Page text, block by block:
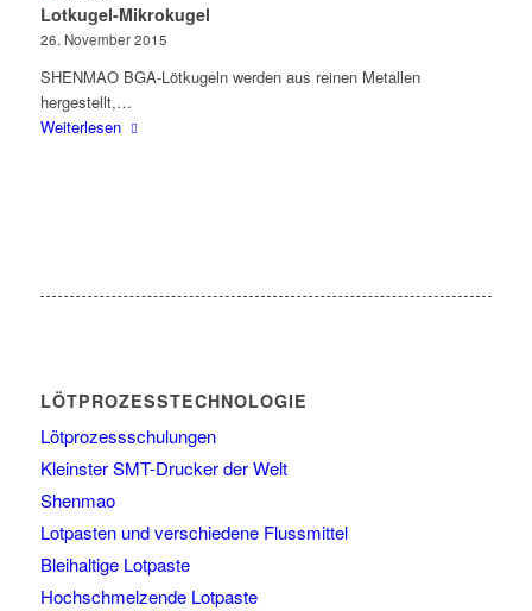
Lotkugel-Mikrokugel
26. November 2015
SHENMAO BGA-Lötkugeln werden aus reinen Metallen
hergestellt,…
Weiterlesen
LÖTPROZESSTECHNOLOGIE
Lötprozessschulungen
Kleinster SMT-Drucker der Welt
Shenmao
Lotpasten und verschiedene Flussmittel
Bleihaltige Lotpaste
Hochschmelzende Lotpaste